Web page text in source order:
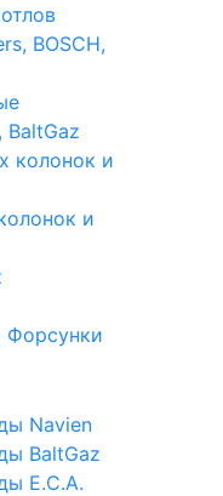
BOSCH,
и
Форсунки
Navien
BaltGaz
E.C.A.